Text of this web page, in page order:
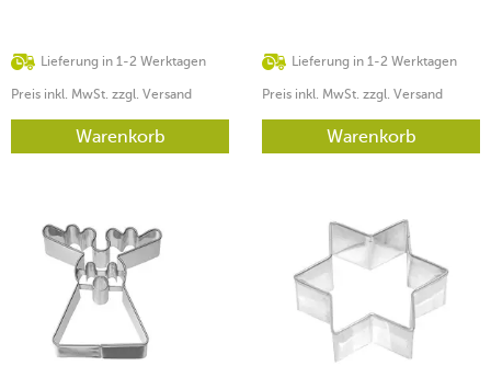
Lieferung in 1-2 Werktagen
Preis inkl. MwSt. zzgl. Versand
Warenkorb
Lieferung in 1-2 Werktagen
Preis inkl. MwSt. zzgl. Versand
Warenkorb